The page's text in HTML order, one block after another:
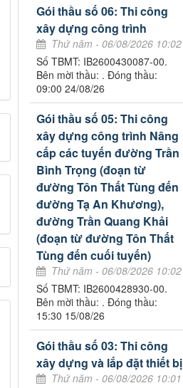
Gói thầu số 06: Thi công
xây dựng công trình
Thứ năm - 06/08/2026 10:02
Số TBMT: IB2600430087-00.
Bên mời thầu: . Đóng thầu:
09:00 24/08/26
Gói thầu số 05: Thi công
xây dựng công trình Nâng
cấp các tuyến đường Trần
Bình Trọng (đoạn từ
đường Tôn Thất Tùng đến
đường Tạ An Khương),
đường Trần Quang Khải
(đoạn từ đường Tôn Thất
Tùng đến cuối tuyến)
Thứ năm - 06/08/2026 10:02
Số TBMT: IB2600428930-00.
Bên mời thầu: . Đóng thầu:
15:30 15/08/26
Gói thầu số 03: Thi công
xây dựng và lắp đặt thiết bị
Thứ năm - 06/08/2026 10:01